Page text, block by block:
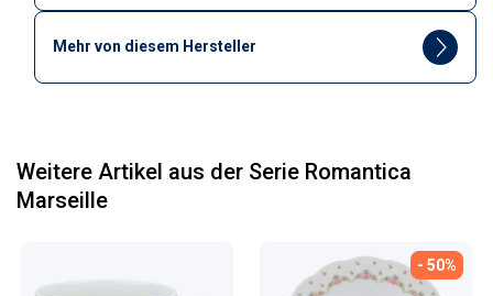
Mehr von diesem Hersteller
Weitere Artikel aus der Serie Romantica
Marseille
- 50%